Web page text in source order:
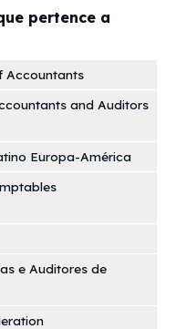
pertence a
Accountants
and Auditors
Europa-América
e Auditores de